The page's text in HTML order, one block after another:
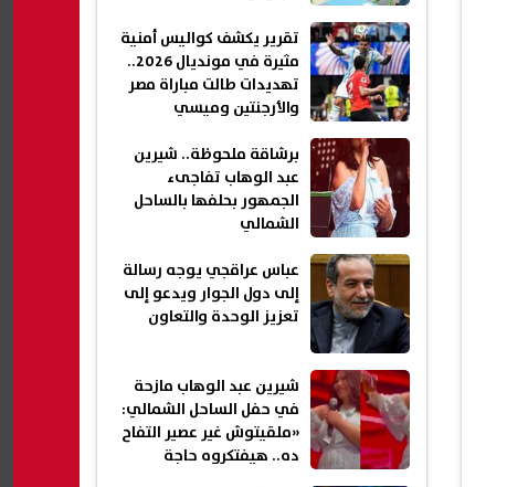
تقرير يكشف كواليس أمنية
مثيرة في مونديال 2026..
تهديدات طالت مباراة مصر
والأرجنتين وميسي
برشاقة ملحوظة.. شيرين
عبد الوهاب تفاجىء
الجمهور بحلفها بالساحل
الشمالي
عباس عراقجي يوجه رسالة
إلى دول الجوار ويدعو إلى
تعزيز الوحدة والتعاون
شيرين عبد الوهاب مازحة
في حفل الساحل الشمالي:
«ملقيتوش غير عصير التفاح
ده.. هيفتكروه حاجة